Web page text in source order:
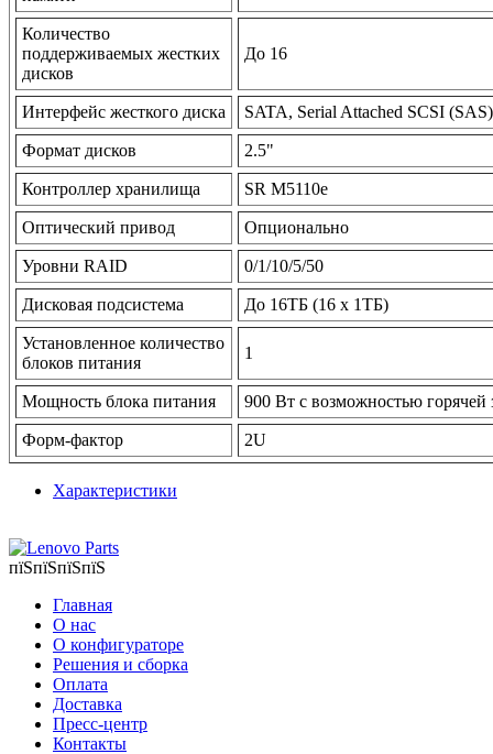
Количество
поддерживаемых жестких
дисков
До 16
Интерфейс жесткого диска SATA, Serial Attached SCSI (SAS)
Формат дисков 2.5"
Контроллер хранилища SR M5110e
Оптический привод Опционально
Уровни RAID 0/1/10/5/50
Дисковая подсистема До 16TБ (16 x 1TБ)
Установленное количество
блоков питания
1
Мощность блока питания 900 Вт с возможностью горячей
Форм-фактор 2U
Характеристики
пїЅпїЅпїЅпїЅ
Главная
О нас
О конфигураторе
Решения и сборка
Оплата
Доставка
Пресс-центр
Контакты